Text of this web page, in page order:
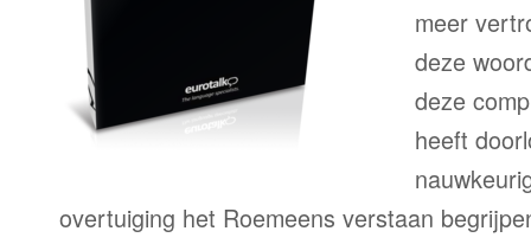
meer
deze
deze
heeft
overtuiging het Roemeens verstaan